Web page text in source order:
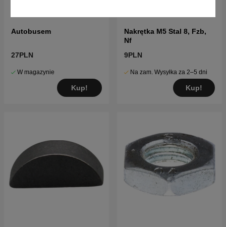
Autobusem
27PLN
W magazynie
Kup!
Nakrętka M5 Stal 8, Fzb,
Nf
9PLN
Na zam. Wysyłka za 2–5 dni
Kup!